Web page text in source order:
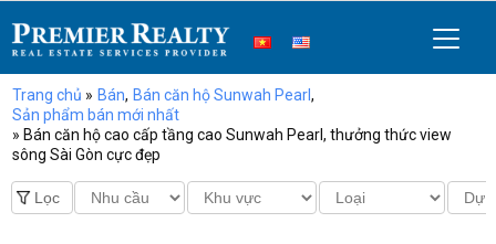
Trang chủ » Bán, Bán căn hộ Sunwah Pearl,
Sản phẩm bán mới nhất
» Bán căn hộ cao cấp tầng cao Sunwah Pearl, thưởng thức view
sông Sài Gòn cực đẹp